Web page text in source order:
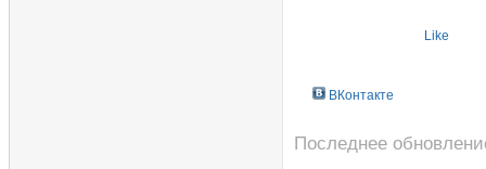
Like
ВКонтакте
Последнее